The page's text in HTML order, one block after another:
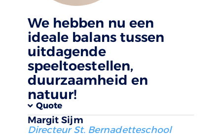
We hebben nu een
ideale balans tussen
uitdagende
speeltoestellen,
duurzaamheid en
natuur!
Quote
Margit Sijm
Directeur St. Bernadetteschool